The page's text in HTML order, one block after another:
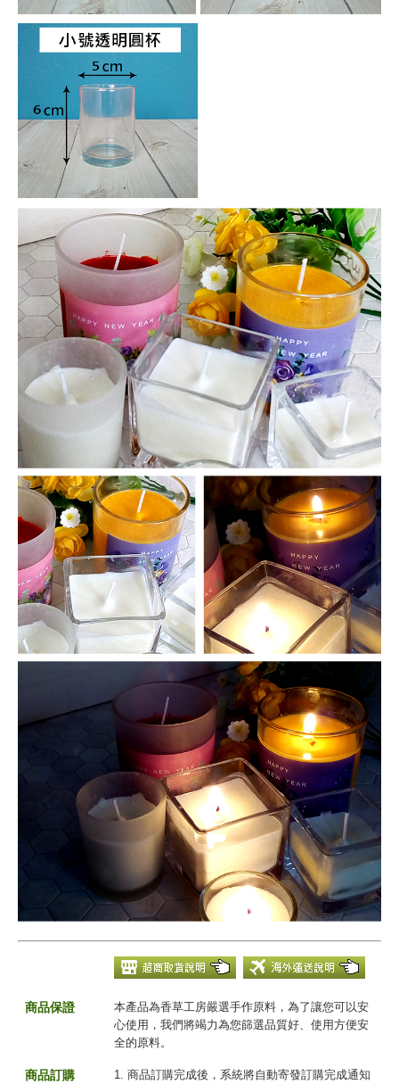
商品保證
本產品為香草工房嚴選手作原料，為了讓您可以安
心使用，我們將竭力為您篩選品質好、使用方便安
全的原料。
商品訂購
1. 商品訂購完成後，系統將自動寄發訂購完成通知